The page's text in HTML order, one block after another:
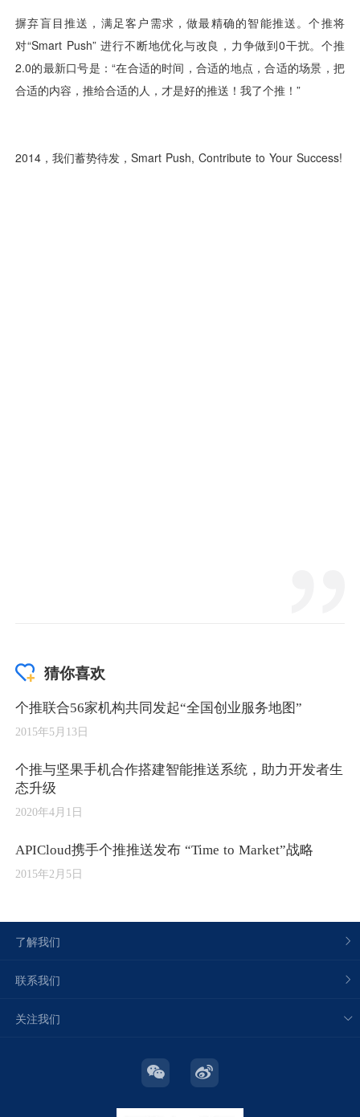
猜你喜欢
个推联合56家机构共同发起“全国创业服务地图”
2015年5月13日
个推与坚果手机合作搭建智能推送系统，助力开发者生
态升级
2020年4月1日
APICloud携手个推推送发布 “Time to Market”战略
2015年2月5日
了解我们
联系我们
关注我们